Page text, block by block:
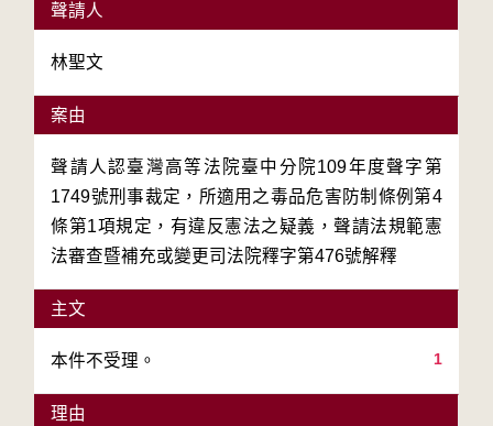
聲請人
林聖文
案由
聲請人認臺灣高等法院臺中分院109年度聲字第
1749號刑事裁定，所適用之毒品危害防制條例第4
條第1項規定，有違反憲法之疑義，聲請法規範憲
法審查暨補充或變更司法院釋字第476號解釋
主文
1
本件不受理。
理由